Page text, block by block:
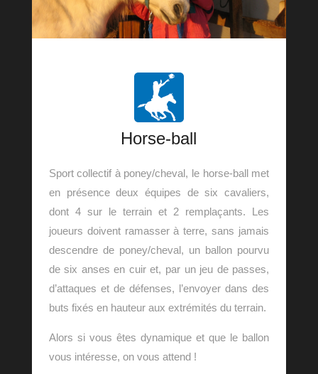
Horse-ball
Sport collectif à poney/cheval, le horse-ball met
en présence deux équipes de six cavaliers,
dont 4 sur le terrain et 2 remplaçants. Les
joueurs doivent ramasser à terre, sans jamais
descendre de poney/cheval, un ballon pourvu
de six anses en cuir et, par un jeu de passes,
d’attaques et de défenses, l’envoyer dans des
buts fixés en hauteur aux extrémités du terrain.
Alors si vous êtes dynamique et que le ballon
vous intéresse, on vous attend !